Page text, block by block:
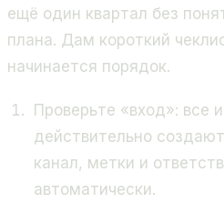
ещё один квартал без
плана. Дам короткий
начинается порядок.
Проверьте «вход»: все
действительно
канал, метки и
автоматически.